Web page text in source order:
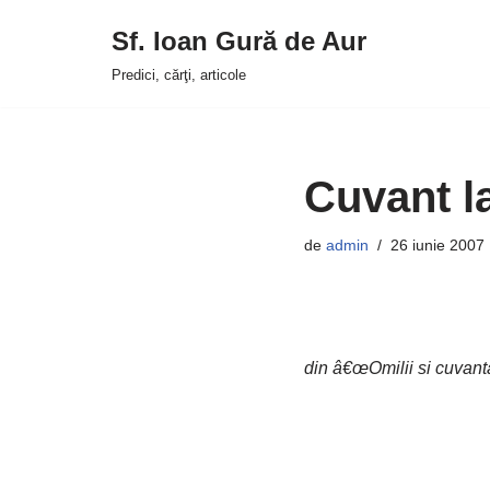
Sf. Ioan Gură de Aur
Predici, cărţi, articole
Cuvant
de admin 26 iunie 2007
din â€œOmilii si